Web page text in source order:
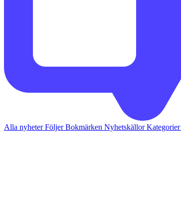
Alla nyheterFöljerBokmärken NyhetskällorKategorier